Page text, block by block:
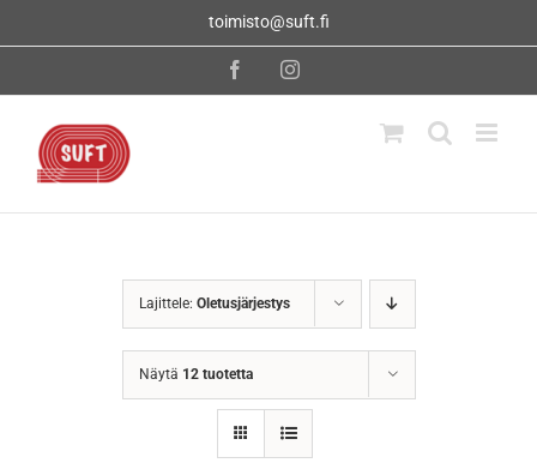
toimisto@suft.fi
FacebookInstagram
Lajittele: Oletusjärjestys
Näytä 12 tuotetta